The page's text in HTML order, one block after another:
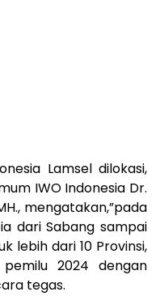
Lamsel dilokasi,
IWO Indonesia Dr.
mengatakan,”pada
dari Sabang sampai
lebih dari 10 Provinsi,
2024 dengan
tegas.